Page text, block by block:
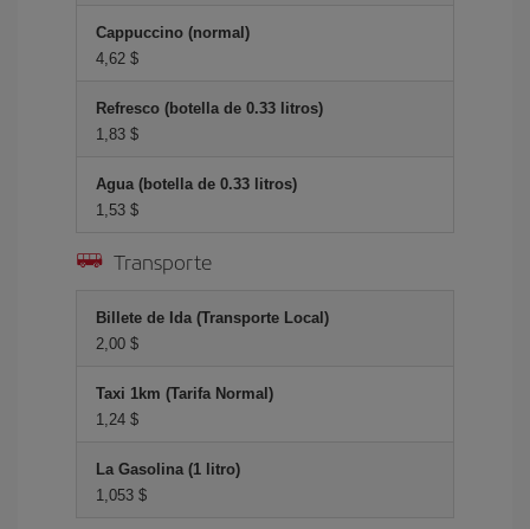
Cappuccino (normal)
4,62 $
Refresco (botella de 0.33 litros)
1,83 $
Agua (botella de 0.33 litros)
1,53 $
Transporte
Billete de Ida (Transporte Local)
2,00 $
Taxi 1km (Tarifa Normal)
1,24 $
La Gasolina (1 litro)
1,053 $